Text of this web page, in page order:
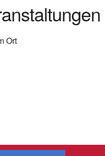
Ort